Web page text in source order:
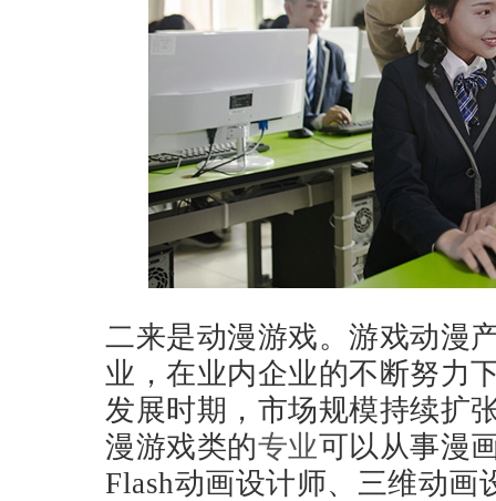
二来是动漫游戏。游戏动漫
业，在业内企业的不断努力
发展时期，市场规模持续扩
漫游戏类的专业可以从事漫
Flash动画设计师、三维动